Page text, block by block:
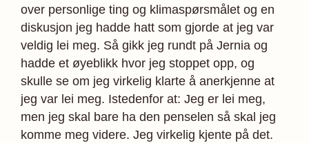
over personlige ting og klimaspørsmålet og en
diskusjon jeg hadde hatt som gjorde at jeg var
veldig lei meg. Så gikk jeg rundt på Jernia og
hadde et øyeblikk hvor jeg stoppet opp, og
skulle se om jeg virkelig klarte å anerkjenne at
jeg var lei meg. Istedenfor at: Jeg er lei meg,
men jeg skal bare ha den penselen så skal jeg
komme meg videre. Jeg virkelig kjente på det.